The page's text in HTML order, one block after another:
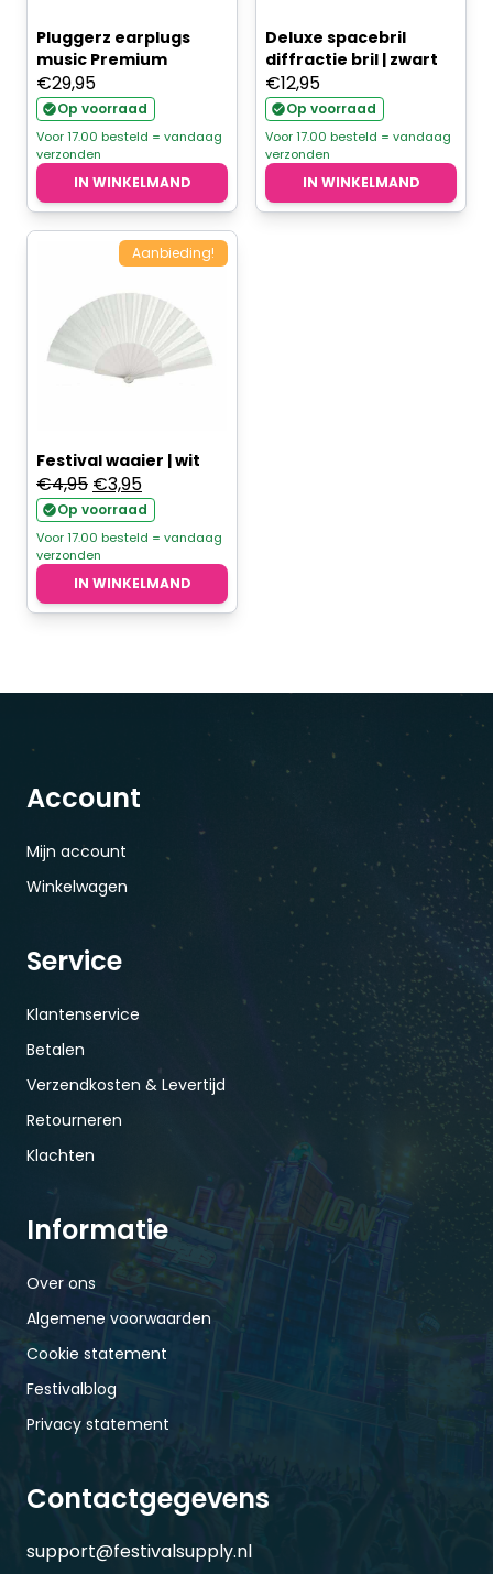
Pluggerz earplugs
music Premium
€29,95
Op voorraad
Voor 17.00 besteld = vandaag
verzonden
IN WINKELMAND
Deluxe spacebril
diffractie bril | zwart
€12,95
Op voorraad
Voor 17.00 besteld = vandaag
verzonden
IN WINKELMAND
Aanbieding!
Festival waaier | wit
€4,95 Oorspronkelijke
prijs
was:
€4,95.
€3,95Huidige
prijs
is:
€3,95.
Op voorraad
Voor 17.00 besteld = vandaag
verzonden
IN WINKELMAND
Account
Mijn account
Winkelwagen
Service
Klantenservice
Betalen
Verzendkosten & Levertijd
Retourneren
Klachten
Informatie
Over ons
Algemene voorwaarden
Cookie statement
Festivalblog
Privacy statement
Contactgegevens
support@festivalsupply.nl